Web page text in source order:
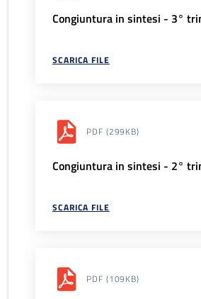
Congiuntura in sintesi - 3°
SCARICA FILE
PDF (299KB)
Congiuntura in sintesi - 2°
SCARICA FILE
PDF (109KB)